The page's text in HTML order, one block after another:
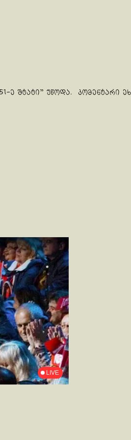
ე შტატი" უწოდა. კომენტარი